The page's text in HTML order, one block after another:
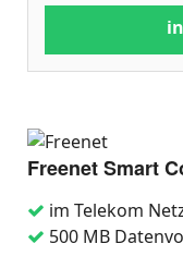
Freenet Smart
im Telekom
500 MB